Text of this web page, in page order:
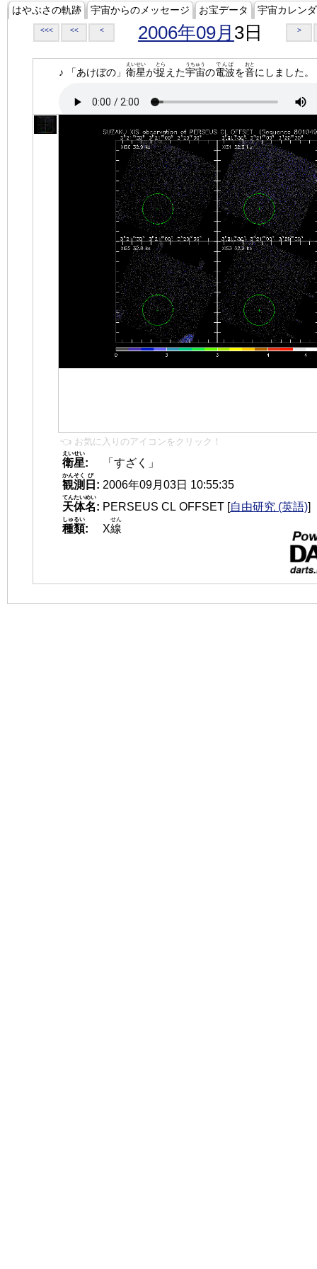
はやぶさの軌跡 宇宙からのメッセージ お宝データ 宇宙カレン
<<< << < 2006年09月 3日 >
♪ 「あけぼの」 衛星
えいせい
が捉
とら
えた宇宙
うちゅう
の電波
でんぱ
を音
おと
にしました。
👈 お気に入りのアイコンをクリック！
衛星
えいせい
:
「すざく」
観測
かんそく
日
び
: 2006年09月03日 10:55:35
天体名
てんたいめい
: PERSEUS CL OFFSET [自由研究 (英語)]
種類
しゅるい
: X線
せん